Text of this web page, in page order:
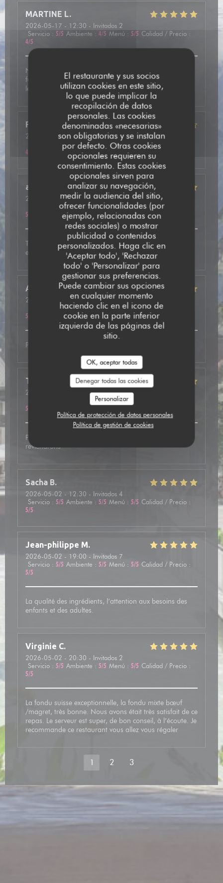
El restaurante y sus socios
utilizan cookies en este sitio,
lo que puede implicar la
recopilación de datos
personales. Las cookies
denominadas «necesarias»
son obligatorias y se instalan
por defecto. Otras cookies
opcionales requieren su
consentimiento. Estas cookies
opcionales sirven para
analizar su navegación,
medir la audiencia del sitio,
ofrecer funcionalidades (por
ejemplo, relacionadas con
redes sociales) o mostrar
publicidad o contenidos
personalizados. Haga clic en
'Aceptar todo', 'Rechazar
todo' o 'Personalizar' para
gestionar sus preferencias.
Puede cambiar sus opciones
en cualquier momento
haciendo clic en el icono de
cookie en la parte inferior
izquierda de las páginas del
sitio.
OK, aceptar todas
Denegar todas las cookies
Personalizar
Política de protección de datos personales
Política de gestión de cookies
MARTINE L
2026-05-17 - 12:30 - Invitados 2
Servicio : 5/5 Ambiente : 4/5 Menú : 5/5 Calidad / Precio :
4/5
Nous avons été très bien accueilli et avons pris une
fondue mixte avec des viandes de qualité. En dessert
leurs crêpes étaient vraiment délicieuses.
Frédéric F
2026-05-13- 20:15 - Invitados 2
/5 Ambiente: 4/5 Menú: 4/5 Calidad / Precio
4
annie
2026-05-14- 20:00 - Invitados 2
/5 Ambiente: 5/5 Menú: 5/5 Calidad / Precio
5
Très bon accueil, plat excellent avec de très bonnes
explications. A refaire
Anne
2026-05-12
- 19:30 - Invitados 2
/5 Ambiente: 5/5 Menú: 5/5 Calidad / Precio
5
Parfait comme d’habitude.
Thibaut
2026-05-07
- 20:00 - Invitados 3
: 5/5 Menú:
5
Personnes très chaleureux. Plats délicieux. Nous
reviendrons
Sacha B
2026-05-02 - 12:30 - Invitados 4
Servicio : 5/5 Ambiente : 5/5 Menú : 5/5 Calidad / Precio :
5/5
Jean-philippe M
2026-05-02 - 19:00 - Invitados 7
Servicio : 5/5 Ambiente : 5/5 Menú : 5/5 Calidad / Precio :
5/5
La qualité des ingrédients, l’attention aux besoins des
enfants et des adultes.
Virginie C
2026-05-02 - 20:30 - Invitados 2
Servicio : 5/5 Ambiente : 5/5 Menú : 5/5 Calidad / Precio :
5/5
La fondu suisse exceptionnelle, la fondu mixte bœuf
/magret, très bonne. Nous avons était très satisfait de ce
repas. Le serveur est super, de bon conseil, à l’écoute. Je
recommande ce restaurant vous allez vous régaler
1 2 3